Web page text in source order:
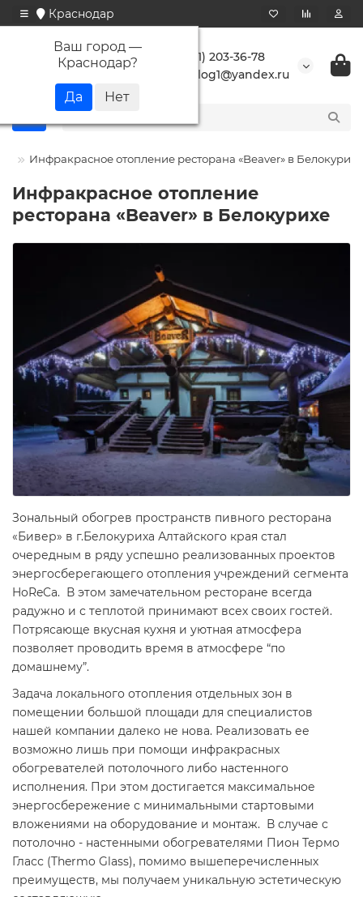
Краснодар
Ваш город —
Краснодар?
+7 (861) 203-36-78
buranlog1@yandex.ru
Инфракрасное отопление ресторана «Beaver» в Белокурихе
Инфракрасное отопление
ресторана «Beaver» в Белокурихе
Зональный обогрев пространств пивного ресторана
«Бивер» в г.Белокуриха Алтайского края стал
очередным в ряду успешно реализованных проектов
энергосберегающего отопления учреждений сегмента
HoReCa. В этом замечательном ресторане всегда
радужно и с теплотой принимают всех своих гостей.
Потрясающе вкусная кухня и уютная атмосфера
позволяет проводить время в атмосфере “по
домашнему”.
Задача локального отопления отдельных зон в
помещении большой площади для специалистов
нашей компании далеко не нова. Реализовать ее
возможно лишь при помощи инфракрасных
обогревателей потолочного либо настенного
исполнения. При этом достигается максимальное
энергосбережение с минимальными стартовыми
вложениями на оборудование и монтаж. В случае с
потолочно - настенными обогревателями Пион Термо
Гласс (Thermo Glass), помимо вышеперечисленных
преимуществ, мы получаем уникальную эстетическую